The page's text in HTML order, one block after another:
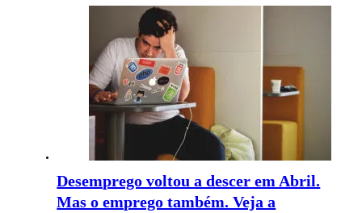
Desemprego voltou a descer em Abril.
Mas o emprego também. Veja a